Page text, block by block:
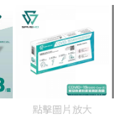
點擊圖片放大